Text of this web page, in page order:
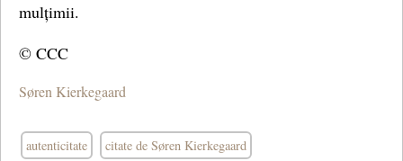
mulțimii.
© CCC
Søren Kierkegaard
autenticitate citate de Søren Kierkegaard